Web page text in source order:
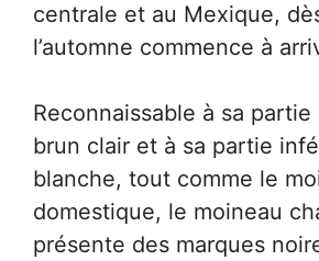
centrale et au Mexique,
l’automne commence à
Reconnaissable à sa
brun clair et à sa partie
blanche, tout comme le
domestique, le moineau
présente des marques